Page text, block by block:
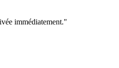
immédiatement."